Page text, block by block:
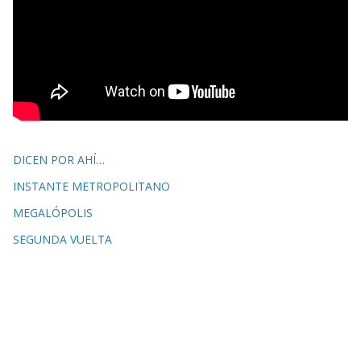
DICEN POR AHÍ…
INSTANTE METROPOLITANO
MEGALÓPOLIS
SEGUNDA VUELTA